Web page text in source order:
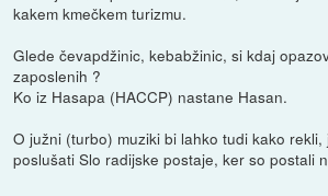
kakem kmečkem turizmu.
Glede čevapdžinic, kebabžinic, si kdaj
zaposlenih ?
Ko iz Hasapa (HACCP) nastane Hasan.
O južni (turbo) muziki bi lahko tudi kako
poslušati Slo radijske postaje, ker so postali